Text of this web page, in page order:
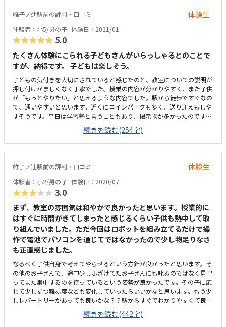
めたいです。
帷子ノ辻駅前の評判・口コミ 体験生
体験者：小5/男の子 体験日：2021/01
★★★★★ 5.0
たくさん体験にこられる子どもさんがいらっしゃるとのことで
すが、納得です。 子どもは楽しそう。
子どもの気付きを大切にされていると感じたのと、教室についての説明が
押し付けがましくなく丁寧でした。授業の内容が分かりやすく、また子供
が「もっとやりたい」と思えるような内容でした。駅から徒歩ですぐなの
で、通いやすいと思います。近くにコインパークも多く、送り迎えもしや
すそうです。平日は学習塾と言うこともあり、掲示物が多かったのです
が、子どもが興味をもつようなものが多かったです。教材にお金がかかる
のは仕方ないと思いますが、タブレットの価格が不明なのでそこが気にな
ります。レゴ好きな子には楽しい時間だと思います。
続きを読む(254字)
帷子ノ辻駅前の評判・口コミ 体験生
体験者：小2/男の子 体験日：2020/07
★★★★★ 3.0
まず、教室の雰囲気は和やかで良かったと思います。授業的に
はすぐに時間がきてしまったと感じるくらい子供も熱中して取
り組んでいました。ただ今回はロボットを組み立てるだけで操
作で電池でパソコンを通じてではなかったので少し物足りなさ
も正直感じました。
なるべく子供自身で考えてやらせるという方針が良かったと思います。そ
の他のお子さんで、途中少しふざけてたお子さんにも叱るのではなく見守
ってまた集中するのを待っているという姿勢が良かったです。その子に応
じて少しずつ難易度なども変化していったらいいかなと思います。もう少
しレパートリーがあっても良いかな？？駅からすぐでわかりやすくて良か
ったと思います。子供に晴れたら自転車、雨の日は電車でと、どちらでも
行かせやすいと思いました。みんな本当に和やかにやっているなぁと。肩
続きを読む(442字)